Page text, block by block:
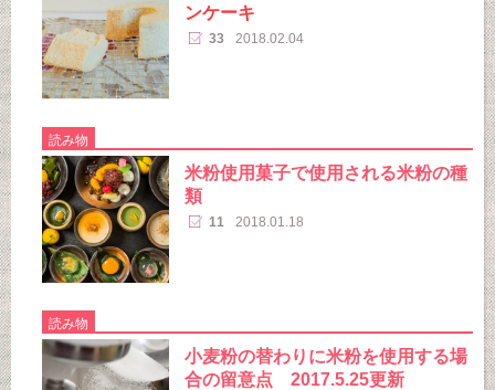
ンケーキ
33 2018.02.04
読み物
米粉使用菓子で使用される米粉の種
類
11 2018.01.18
読み物
小麦粉の替わりに米粉を使用する場
合の留意点 2017.5.25更新